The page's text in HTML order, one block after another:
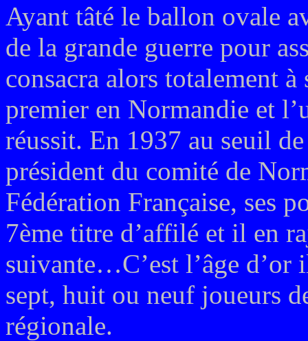
Ayant tâté le ballon ovale
de la grande guerre pour
consacra alors totalement
premier en Normandie et
réussit. En 1937 au seuil
président du comité de
Fédération Française, ses
7ème titre d’affilé et il en
suivante…C’est l’âge d’or
sept, huit ou neuf joueurs
régionale.